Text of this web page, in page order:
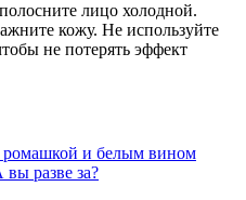
лицо холодной.
кожу. Не используйте
не потерять эффект
и белым вином
разве за?